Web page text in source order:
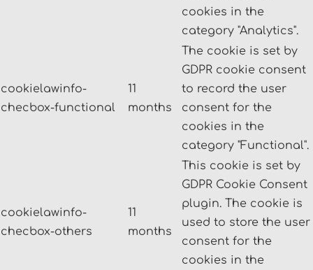
cookies in the
category "Analytics".
cookielawinfo-
checbox-functional
11
months
The cookie is set by
GDPR cookie consent
to record the user
consent for the
cookies in the
category "Functional".
cookielawinfo-
checbox-others
11
months
This cookie is set by
GDPR Cookie Consent
plugin. The cookie is
used to store the user
consent for the
cookies in the